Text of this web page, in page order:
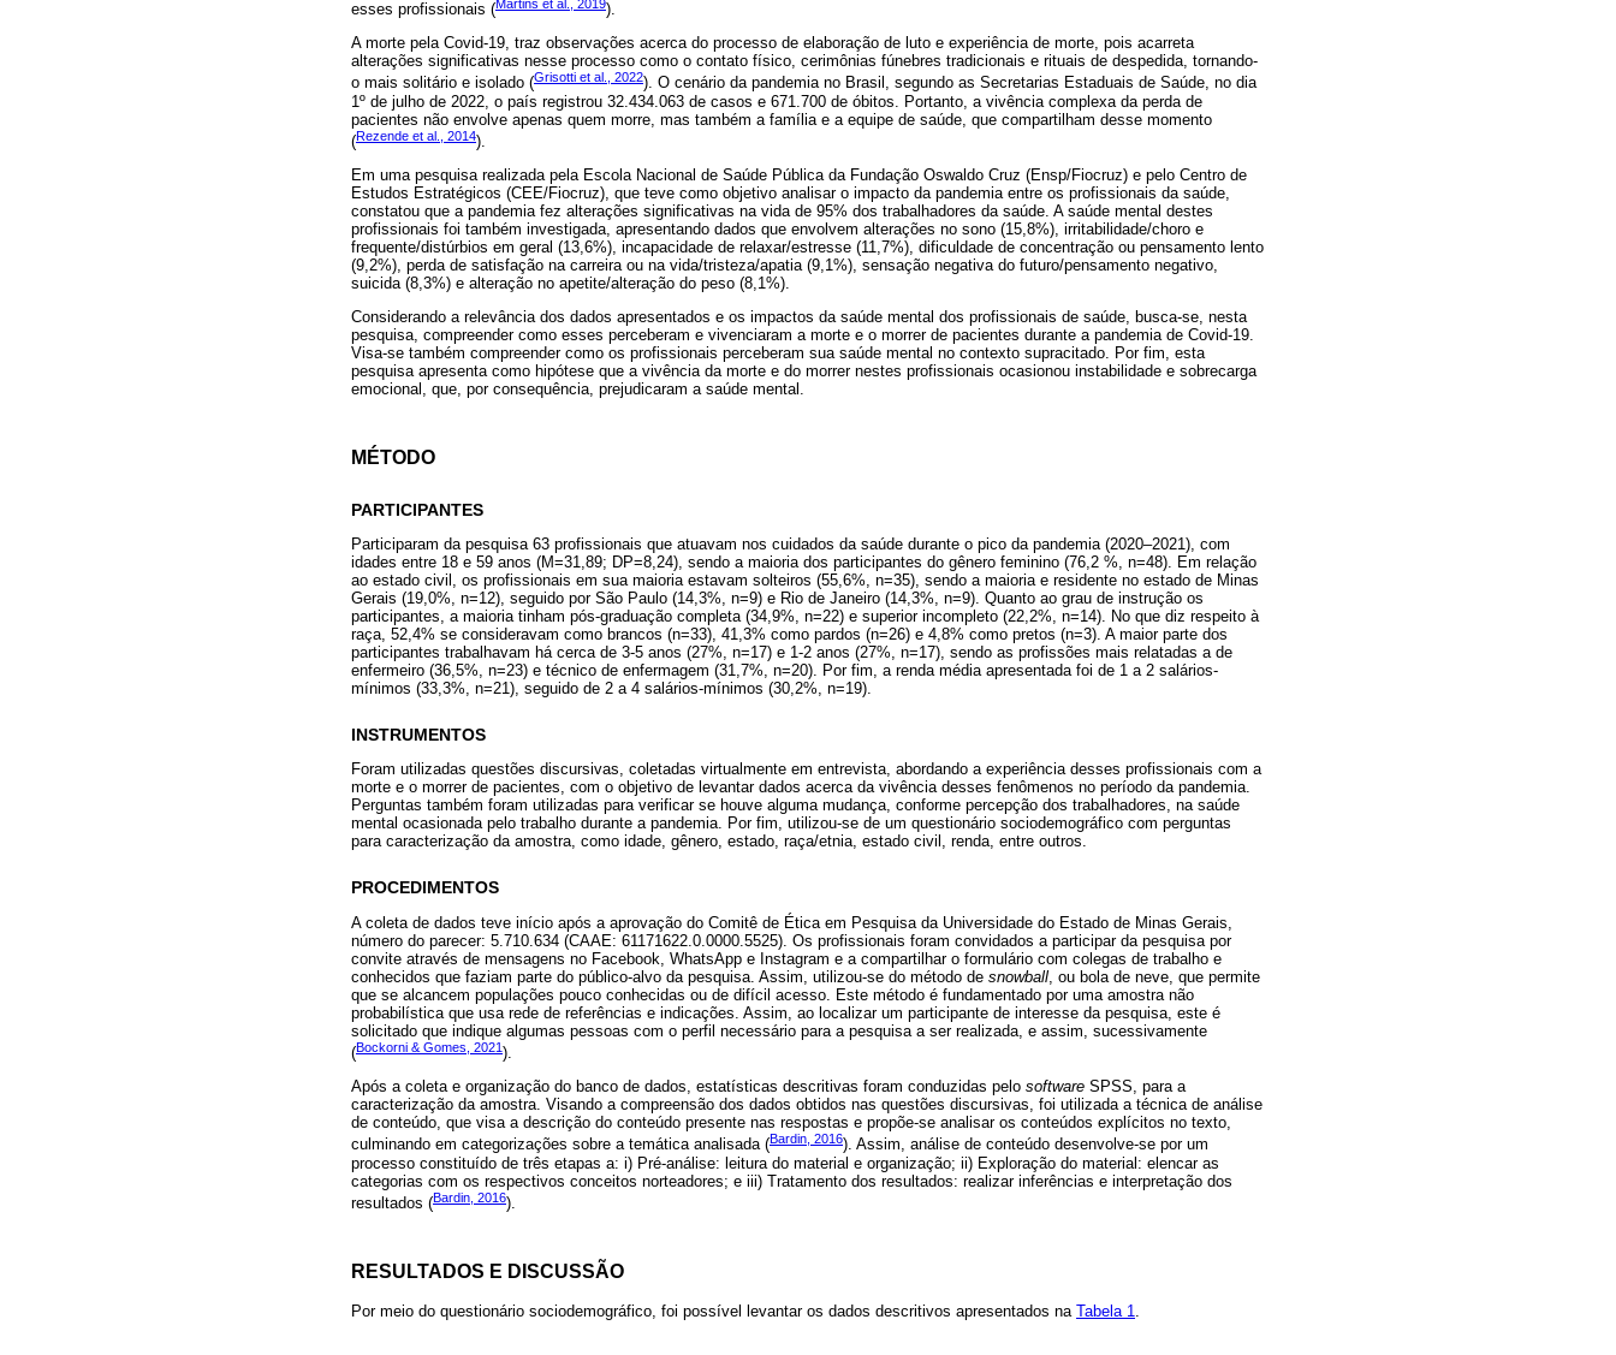
esses profissionais (Martins et al., 2019).
A morte pela Covid-19, traz observações acerca do processo de elaboração de luto e experiência de morte, pois acarreta
alterações significativas nesse processo como o contato físico, cerimônias fúnebres tradicionais e rituais de despedida, tornando-
o mais solitário e isolado (Grisotti et al., 2022). O cenário da pandemia no Brasil, segundo as Secretarias Estaduais de Saúde, no dia
1º de julho de 2022, o país registrou 32.434.063 de casos e 671.700 de óbitos. Portanto, a vivência complexa da perda de
pacientes não envolve apenas quem morre, mas também a família e a equipe de saúde, que compartilham desse momento
(Rezende et al., 2014).
Em uma pesquisa realizada pela Escola Nacional de Saúde Pública da Fundação Oswaldo Cruz (Ensp/Fiocruz) e pelo Centro de
Estudos Estratégicos (CEE/Fiocruz), que teve como objetivo analisar o impacto da pandemia entre os profissionais da saúde,
constatou que a pandemia fez alterações significativas na vida de 95% dos trabalhadores da saúde. A saúde mental destes
profissionais foi também investigada, apresentando dados que envolvem alterações no sono (15,8%), irritabilidade/choro e
frequente/distúrbios em geral (13,6%), incapacidade de relaxar/estresse (11,7%), dificuldade de concentração ou pensamento lento
(9,2%), perda de satisfação na carreira ou na vida/tristeza/apatia (9,1%), sensação negativa do futuro/pensamento negativo,
suicida (8,3%) e alteração no apetite/alteração do peso (8,1%).
Considerando a relevância dos dados apresentados e os impactos da saúde mental dos profissionais de saúde, busca-se, nesta
pesquisa, compreender como esses perceberam e vivenciaram a morte e o morrer de pacientes durante a pandemia de Covid-19.
Visa-se também compreender como os profissionais perceberam sua saúde mental no contexto supracitado. Por fim, esta
pesquisa apresenta como hipótese que a vivência da morte e do morrer nestes profissionais ocasionou instabilidade e sobrecarga
emocional, que, por consequência, prejudicaram a saúde mental.
MÉTODO
PARTICIPANTES
Participaram da pesquisa 63 profissionais que atuavam nos cuidados da saúde durante o pico da pandemia (2020–2021), com
idades entre 18 e 59 anos (M=31,89; DP=8,24), sendo a maioria dos participantes do gênero feminino (76,2 %, n=48). Em relação
ao estado civil, os profissionais em sua maioria estavam solteiros (55,6%, n=35), sendo a maioria e residente no estado de Minas
Gerais (19,0%, n=12), seguido por São Paulo (14,3%, n=9) e Rio de Janeiro (14,3%, n=9). Quanto ao grau de instrução os
participantes, a maioria tinham pós-graduação completa (34,9%, n=22) e superior incompleto (22,2%, n=14). No que diz respeito à
raça, 52,4% se consideravam como brancos (n=33), 41,3% como pardos (n=26) e 4,8% como pretos (n=3). A maior parte dos
participantes trabalhavam há cerca de 3-5 anos (27%, n=17) e 1-2 anos (27%, n=17), sendo as profissões mais relatadas a de
enfermeiro (36,5%, n=23) e técnico de enfermagem (31,7%, n=20). Por fim, a renda média apresentada foi de 1 a 2 salários-
mínimos (33,3%, n=21), seguido de 2 a 4 salários-mínimos (30,2%, n=19).
INSTRUMENTOS
Foram utilizadas questões discursivas, coletadas virtualmente em entrevista, abordando a experiência desses profissionais com a
morte e o morrer de pacientes, com o objetivo de levantar dados acerca da vivência desses fenômenos no período da pandemia.
Perguntas também foram utilizadas para verificar se houve alguma mudança, conforme percepção dos trabalhadores, na saúde
mental ocasionada pelo trabalho durante a pandemia. Por fim, utilizou-se de um questionário sociodemográfico com perguntas
para caracterização da amostra, como idade, gênero, estado, raça/etnia, estado civil, renda, entre outros.
PROCEDIMENTOS
A coleta de dados teve início após a aprovação do Comitê de Ética em Pesquisa da Universidade do Estado de Minas Gerais,
número do parecer: 5.710.634 (CAAE: 61171622.0.0000.5525). Os profissionais foram convidados a participar da pesquisa por
convite através de mensagens no Facebook, WhatsApp e Instagram e a compartilhar o formulário com colegas de trabalho e
conhecidos que faziam parte do público-alvo da pesquisa. Assim, utilizou-se do método de snowball , ou bola de neve, que permite
que se alcancem populações pouco conhecidas ou de difícil acesso. Este método é fundamentado por uma amostra não
probabilística que usa rede de referências e indicações. Assim, ao localizar um participante de interesse da pesquisa, este é
solicitado que indique algumas pessoas com o perfil necessário para a pesquisa a ser realizada, e assim, sucessivamente
(Bockorni & Gomes, 2021).
Após a coleta e organização do banco de dados, estatísticas descritivas foram conduzidas pelo software SPSS, para a
caracterização da amostra. Visando a compreensão dos dados obtidos nas questões discursivas, foi utilizada a técnica de análise
de conteúdo, que visa a descrição do conteúdo presente nas respostas e propõe-se analisar os conteúdos explícitos no texto,
culminando em categorizações sobre a temática analisada (Bardin, 2016). Assim, análise de conteúdo desenvolve-se por um
processo constituído de três etapas a: i) Pré-análise: leitura do material e organização; ii) Exploração do material: elencar as
categorias com os respectivos conceitos norteadores; e iii) Tratamento dos resultados: realizar inferências e interpretação dos
resultados (Bardin, 2016).
RESULTADOS E DISCUSSÃO
Por meio do questionário sociodemográfico, foi possível levantar os dados descritivos apresentados na Tabela 1.